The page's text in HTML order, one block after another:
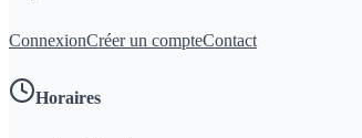
ConnexionCréer un compteContact
Horaires